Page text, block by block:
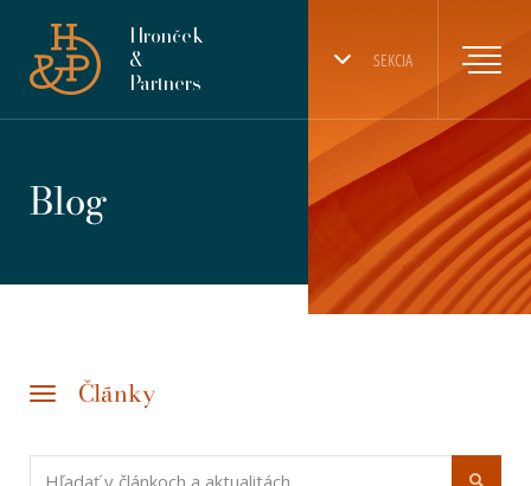
SEKCIA
Hronček
&
Partners
Blog
Články